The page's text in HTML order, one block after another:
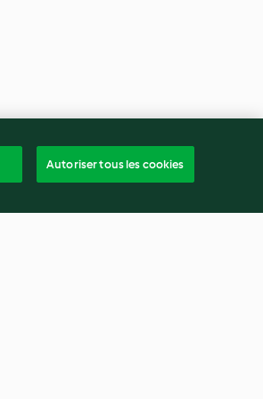
Autoriser tous les cookies